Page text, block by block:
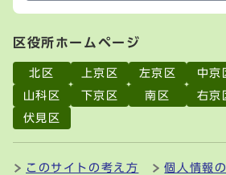
区役所ホームページ
北区 上京区 左京区 中京
山科区
下京区 南区 右京
伏見区
このサイトの考え方 個人情報